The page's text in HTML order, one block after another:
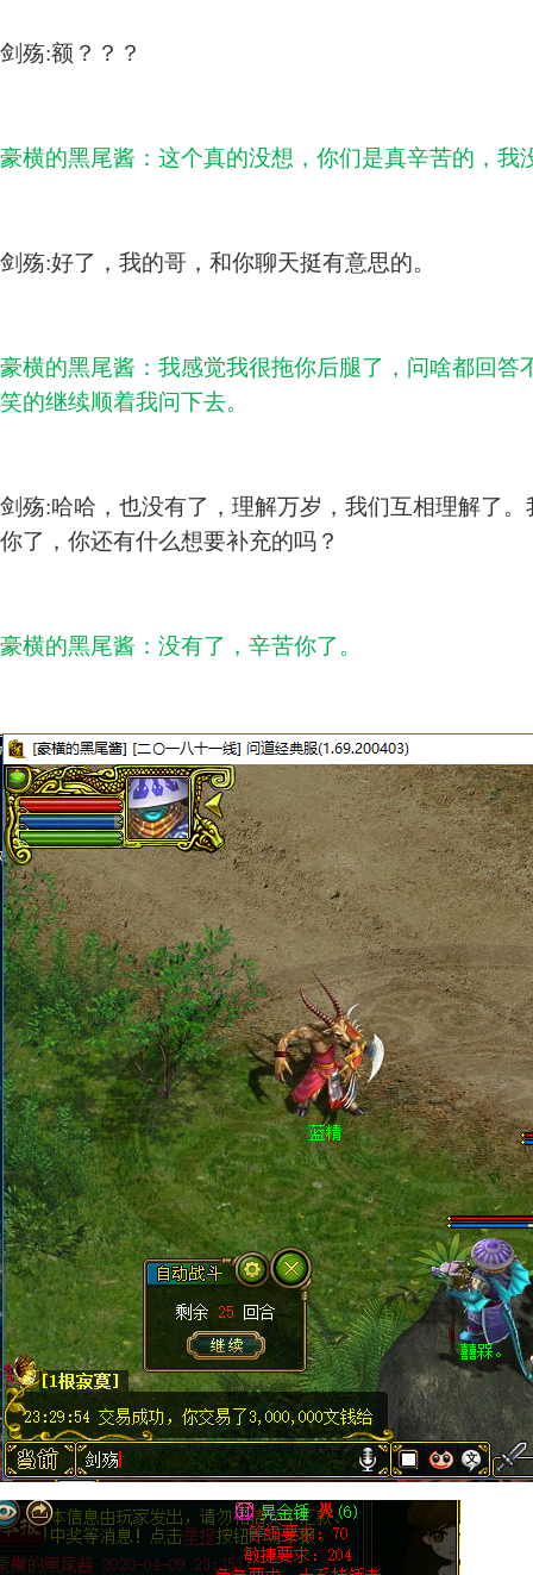
剑殇:额？？？
豪横的黑尾酱：这个真的没想，你们是真辛苦的，我
剑殇:好了，我的哥，和你聊天挺有意思的。
豪横的黑尾酱：我感觉我很拖你后腿了，问啥都回答
笑的继续顺着我问下去。
剑殇:哈哈，也没有了，理解万岁，我们互相理解了
你了，你还有什么想要补充的吗？
豪横的黑尾酱：没有了，辛苦你了。